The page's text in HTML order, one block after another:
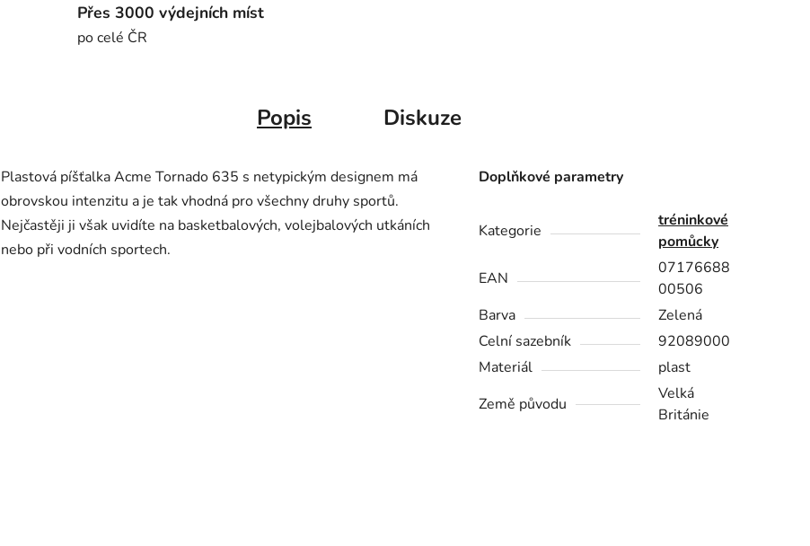
Přes 3000 výdejních míst
po celé ČR
Popis Diskuze
Plastová píšťalka Acme Tornado 635 s netypickým designem má
obrovskou intenzitu a je tak vhodná pro všechny druhy sportů.
Nejčastěji ji však uvidíte na basketbalových, volejbalových utkáních
nebo při vodních sportech.
Doplňkové parametry
Kategorie
tréninkové
pomůcky
EAN
07176688
00506
Barva
Zelená
Celní sazebník
92089000
Materiál
plast
Země původu
Velká
Británie